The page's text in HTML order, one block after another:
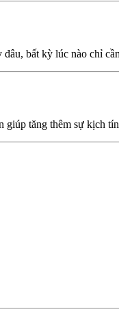
bất kỳ lúc nào chỉ
tăng thêm sự kịch